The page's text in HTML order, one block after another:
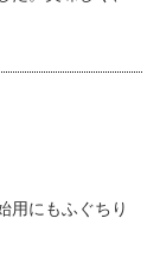
用にもふぐちり